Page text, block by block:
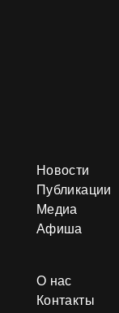
Новости
Публикации
Медиа
Афиша
О нас
Контакты